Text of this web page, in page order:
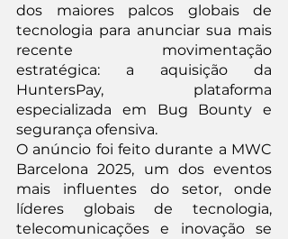
dos maiores palcos globais de
tecnologia para anunciar sua mais
recente movimentação
estratégica: a aquisição da
HuntersPay, plataforma
especializada em Bug Bounty e
segurança ofensiva.
O anúncio foi feito durante a MWC
Barcelona 2025, um dos eventos
mais influentes do setor, onde
líderes globais de tecnologia,
telecomunicações e inovação se